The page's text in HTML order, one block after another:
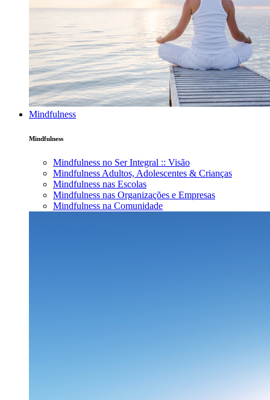
Mindfulness
Mindfulness
Mindfulness no Ser Integral :: Visão
Mindfulness Adultos, Adolescentes & Crianças
Mindfulness nas Escolas
Mindfulness nas Organizações e Empresas
Mindfulness na Comunidade